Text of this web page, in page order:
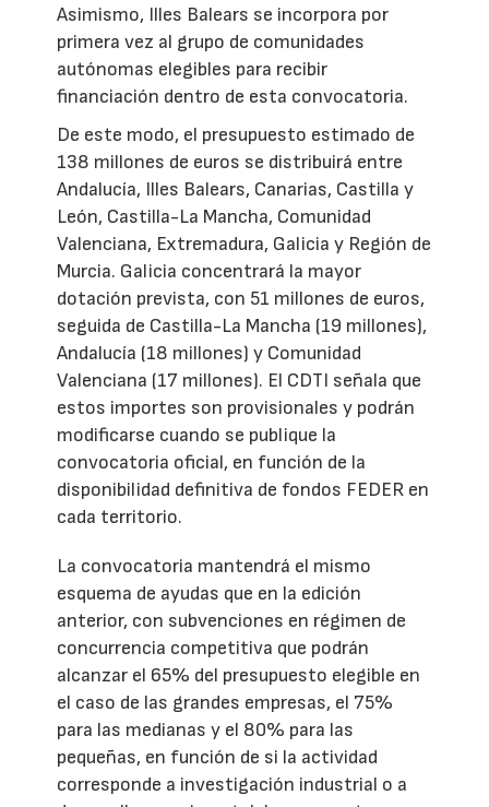
Asimismo, Illes Balears se incorpora por
primera vez al grupo de comunidades
autónomas elegibles para recibir
financiación dentro de esta convocatoria.
De este modo, el presupuesto estimado de
138 millones de euros se distribuirá entre
Andalucía, Illes Balears, Canarias, Castilla y
León, Castilla-La Mancha, Comunidad
Valenciana, Extremadura, Galicia y Región de
Murcia. Galicia concentrará la mayor
dotación prevista, con 51 millones de euros,
seguida de Castilla-La Mancha (19 millones),
Andalucía (18 millones) y Comunidad
Valenciana (17 millones). El CDTI señala que
estos importes son provisionales y podrán
modificarse cuando se publique la
convocatoria oficial, en función de la
disponibilidad definitiva de fondos FEDER en
cada territorio.
La convocatoria mantendrá el mismo
esquema de ayudas que en la edición
anterior, con subvenciones en régimen de
concurrencia competitiva que podrán
alcanzar el 65% del presupuesto elegible en
el caso de las grandes empresas, el 75%
para las medianas y el 80% para las
pequeñas, en función de si la actividad
corresponde a investigación industrial o a